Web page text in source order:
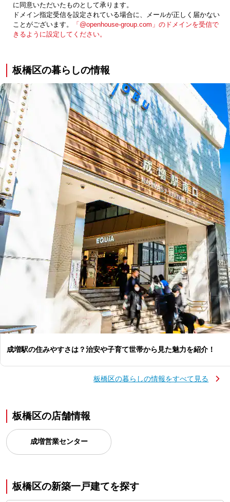
に同意いただいたものとして承ります。
ドメイン指定受信を設定されている場合に、メールが正しく届かない
ことがございます。
「@openhouse-group.com」のドメインを受信で
きるように設定してください。
板橋区の暮らしの情報
成増駅の住みやすさは？治安や子育て世帯から見た魅力を紹介！
板橋区の暮らしの情報をすべて見る
板橋区の店舗情報
成増営業センター
板橋区の新築一戸建てを探す